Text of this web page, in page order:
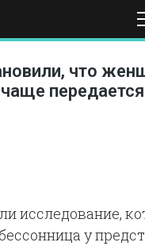
что
исследование,
у